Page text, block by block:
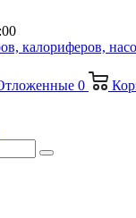
калориферов,
0